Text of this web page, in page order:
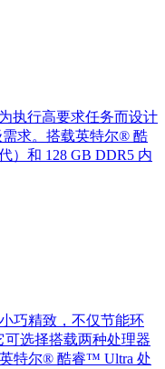
执行高要求任务而设计
求。搭载英特尔® 酷
）和 128 GB DDR5 内
巧精致，不仅节能环
选择搭载两种处理器
特尔® 酷睿™ Ultra 处